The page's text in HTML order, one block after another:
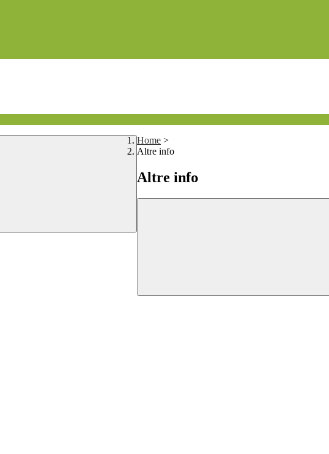
Home >
Altre info
Altre info